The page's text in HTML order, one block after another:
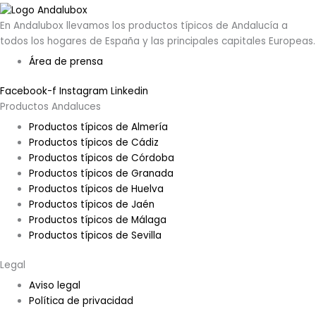
En Andalubox llevamos los productos típicos de Andalucía a
todos los hogares de España y las principales capitales Europeas.
Área de prensa
Facebook-f Instagram Linkedin
Productos Andaluces
Productos típicos de Almería
Productos típicos de Cádiz
Productos típicos de Córdoba
Productos típicos de Granada
Productos típicos de Huelva
Productos típicos de Jaén
Productos típicos de Málaga
Productos típicos de Sevilla
Legal
Aviso legal
Política de privacidad